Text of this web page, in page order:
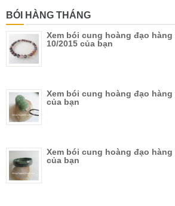
BÓI HÀNG THÁNG
Xem bói cung hoàng đạo
10/2015 của bạn
Xem bói cung hoàng đạo
của bạn
Xem bói cung hoàng đạo
của bạn